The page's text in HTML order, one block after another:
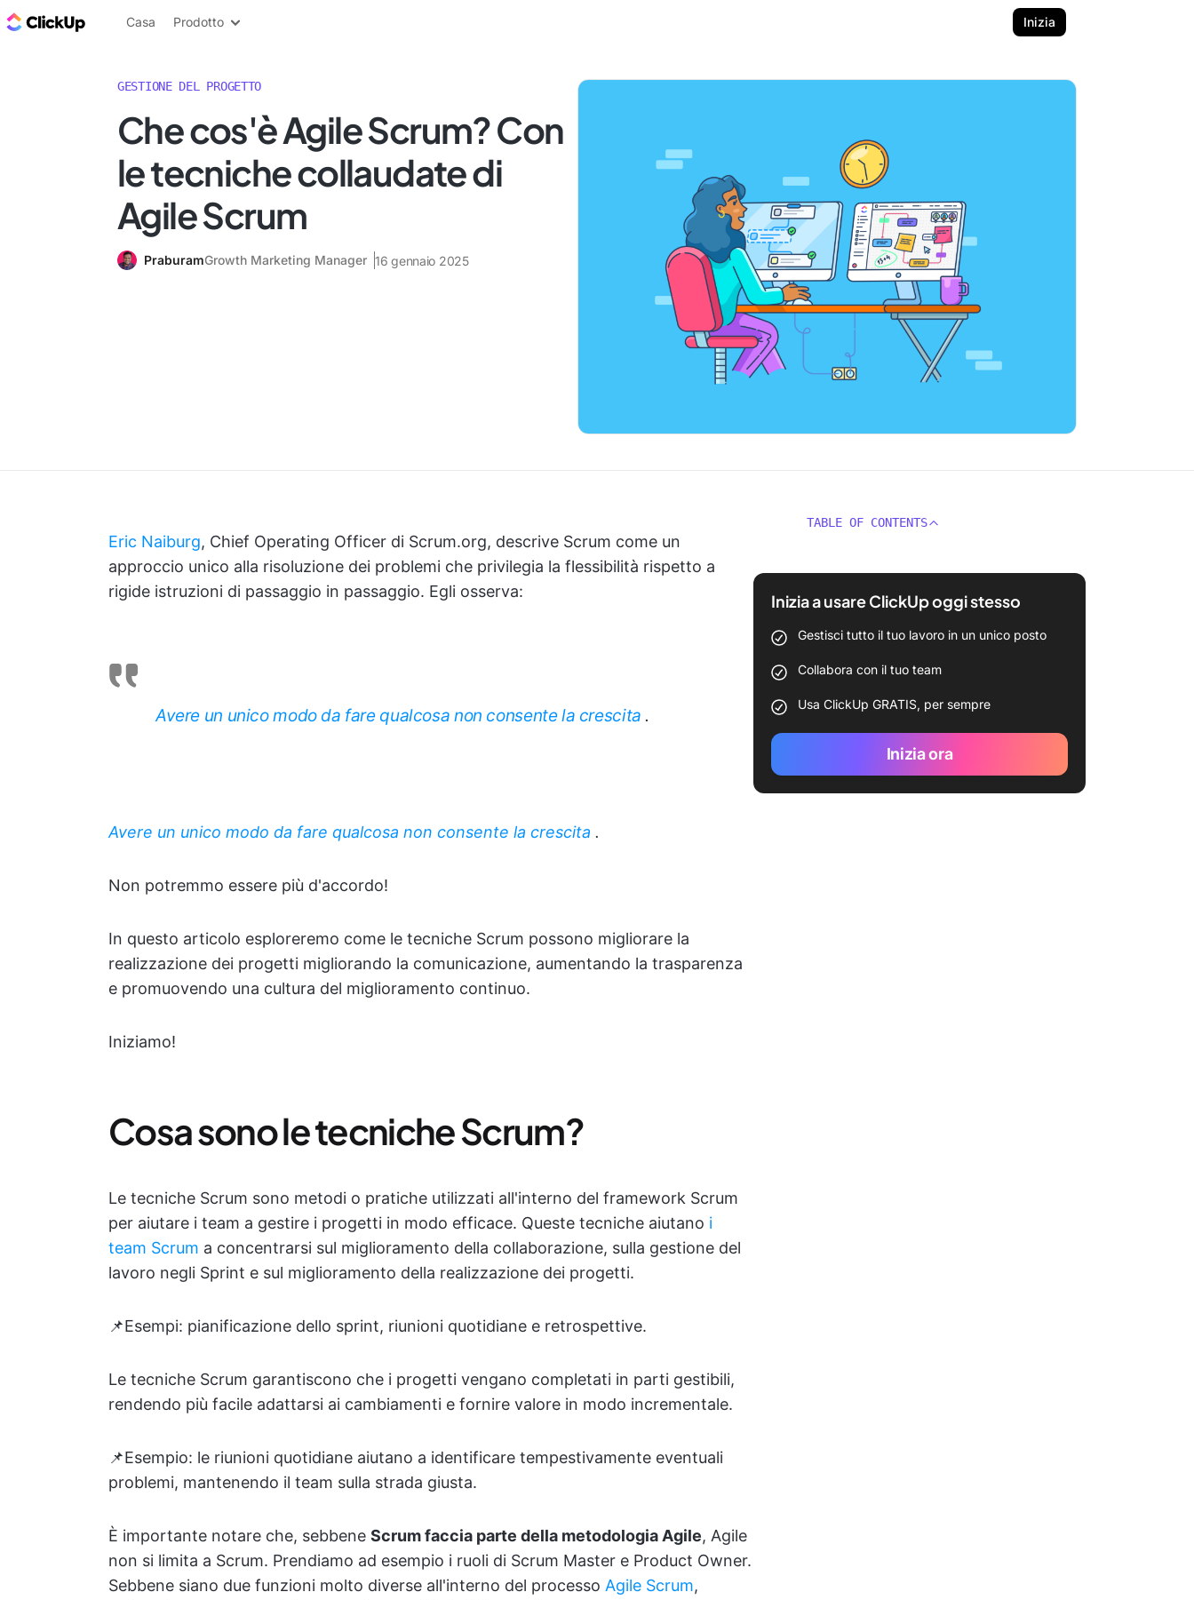
Blog di ClickUp
Casa Prodotto Inizia
GESTIONE DEL PROGETTO
Che cos'è Agile Scrum? Con
le tecniche collaudate di
Agile Scrum
PraburamGrowth Marketing Manager 16 gennaio 2025
Eric Naiburg, Chief Operating Officer di Scrum.org, descrive Scrum come un
approccio unico alla risoluzione dei problemi che privilegia la flessibilità rispetto a
rigide istruzioni di passaggio in passaggio. Egli osserva:
Avere un unico modo da fare qualcosa non consente la crescita .
Avere un unico modo da fare qualcosa non consente la crescita .
Non potremmo essere più d'accordo!
In questo articolo esploreremo come le tecniche Scrum possono migliorare la
realizzazione dei progetti migliorando la comunicazione, aumentando la trasparenza
e promuovendo una cultura del miglioramento continuo.
Iniziamo!
Cosa sono le tecniche Scrum?
Le tecniche Scrum sono metodi o pratiche utilizzati all'interno del framework Scrum
per aiutare i team a gestire i progetti in modo efficace. Queste tecniche aiutano i
team Scrum a concentrarsi sul miglioramento della collaborazione, sulla gestione del
lavoro negli Sprint e sul miglioramento della realizzazione dei progetti.
📌Esempi: pianificazione dello sprint, riunioni quotidiane e retrospettive.
Le tecniche Scrum garantiscono che i progetti vengano completati in parti gestibili,
rendendo più facile adattarsi ai cambiamenti e fornire valore in modo incrementale.
📌Esempio: le riunioni quotidiane aiutano a identificare tempestivamente eventuali
problemi, mantenendo il team sulla strada giusta.
È importante notare che, sebbene Scrum faccia parte della metodologia Agile, Agile
non si limita a Scrum. Prendiamo ad esempio i ruoli di Scrum Master e Product Owner.
Sebbene siano due funzioni molto diverse all'interno del processo Agile Scrum,
TABLE OF CONTENTS
Inizia a usare ClickUp oggi stesso
Gestisci tutto il tuo lavoro in un unico posto
Collabora con il tuo team
Usa ClickUp GRATIS, per sempre
Inizia ora